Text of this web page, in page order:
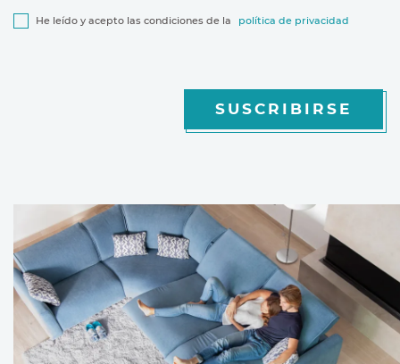
He leído y acepto las condiciones de la política de privacidad
SUSCRIBIRSE